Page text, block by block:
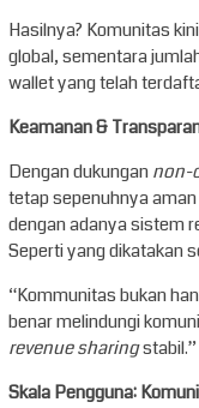
Hasilnya? Komunitas
global, sementara
wallet yang telah
Keamanan &
Dengan dukungannon-
tetap sepenuhnya
dengan adanya sistem
Seperti yang dikatakan
“Kommunitas bukan
benar melindungi
revenue sharingstabil.”
Skala Pengguna: